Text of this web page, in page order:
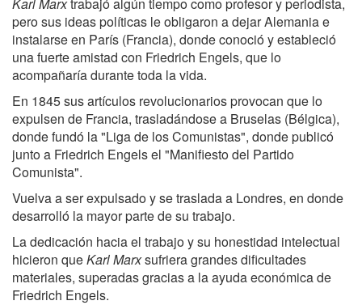
pero sus ideas políticas le obligaron a dejar Alemania e
instalarse en París (Francia), donde conoció y estableció
una fuerte amistad con Friedrich Engels, que lo
acompañaría durante toda la vida.
En 1845 sus artículos revolucionarios provocan que lo
expulsen de Francia, trasladándose a Bruselas (Bélgica),
donde fundó la "Liga de los Comunistas", donde publicó
junto a Friedrich Engels el "Manifiesto del Partido
Comunista".
Vuelva a ser expulsado y se traslada a Londres, en donde
desarrolló la mayor parte de su trabajo.
La dedicación hacia el trabajo y su honestidad intelectual
hicieron queKarl Marxsufriera grandes dificultades
materiales, superadas gracias a la ayuda económica de
Friedrich Engels.